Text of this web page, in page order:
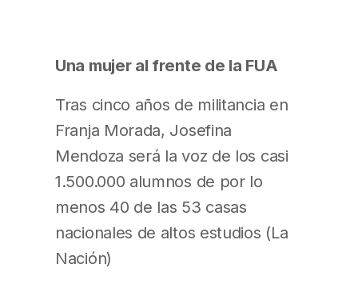
Una mujer al frente de la FUA
Tras cinco años de militancia en
Franja Morada, Josefina
Mendoza será la voz de los casi
1.500.000 alumnos de por lo
menos 40 de las 53 casas
nacionales de altos estudios (La
Nación)